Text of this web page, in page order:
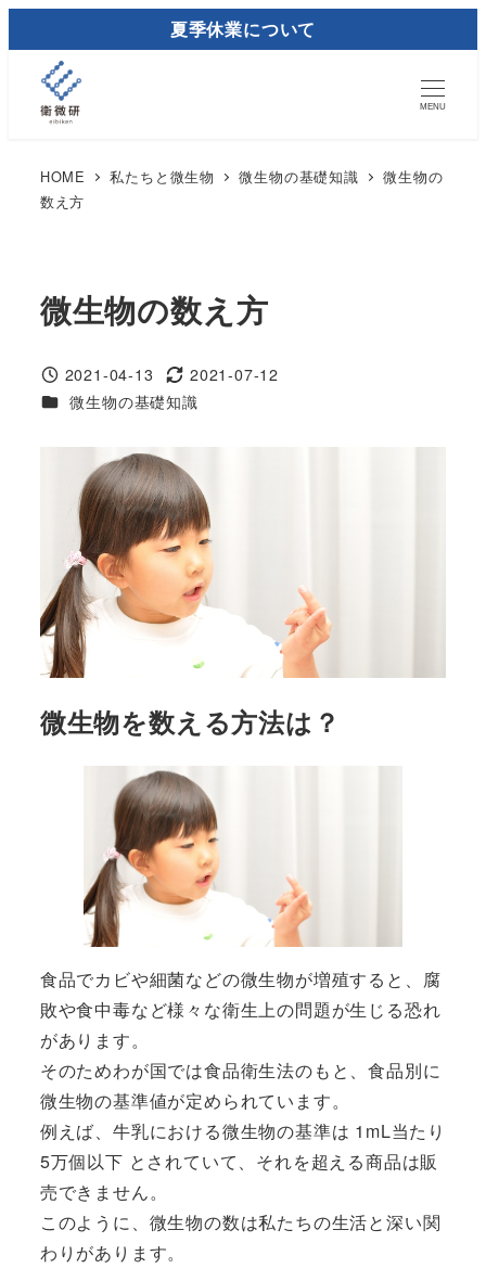
イ
夏季休業について
MENU
HOME 私たちと微生物 微生物の基礎知識
微生物の
数え方
微生物の数え方
投稿日
2021-04-13
更新日
2021-07-12
カテゴリー
微生物の基礎知識
微生物を数える方法は？
食品でカビや細菌などの微生物が増殖すると、腐
敗や食中毒など様々な衛生上の問題が生じる恐れ
があります。
そのためわが国では食品衛生法のもと、食品別に
微生物の基準値が定められています。
例えば、牛乳における微生物の基準は 1mL当たり
5万個以下 とされていて、それを超える商品は販
売できません。
このように、微生物の数は私たちの生活と深い関
わりがあります。